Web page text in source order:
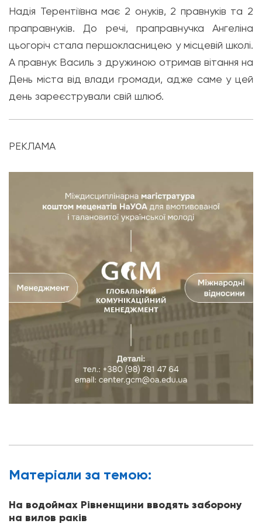
Надія Терентіївна має 2 онуків, 2 правнуків та 2
праправнуків. До речі, праправнучка Ангеліна
цьогоріч стала першокласницею у місцевій школі.
А правнук Василь з дружиною отримав вітання на
День міста від влади громади, адже саме у цей
день зареєстрували свій шлюб.
РЕКЛАМА
Матерiали за темою:
На водоймах Рівненщини вводять заборону
на вилов раків